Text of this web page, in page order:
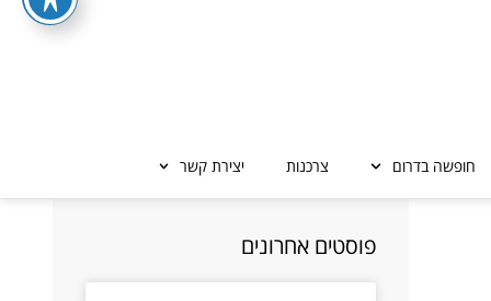
חופשה בדרום צרכנות יצירת קשר
פוסטים אחרונים